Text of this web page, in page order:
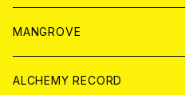
WORLD
アパレル
PATCH
MANGROVE
ALCHEMY RECORD